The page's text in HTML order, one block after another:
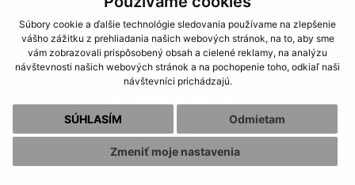
Súbory cookie a ďalšie technológie sledovania používame na zlepšenie
vášho zážitku z prehliadania našich webových stránok, na to, aby sme
vám zobrazovali prispôsobený obsah a cielené reklamy, na analýzu
návštevnosti našich webových stránok a na pochopenie toho, odkiaľ naši
návštevníci prichádzajú.
SÚHLASÍM Odmietam
Zmeniť moje nastavenia
Cookies
GDPR
KONTAKTY
biskupstvo Rožňava
Nám. baníkov 20
048 01 ROŽŇAVA